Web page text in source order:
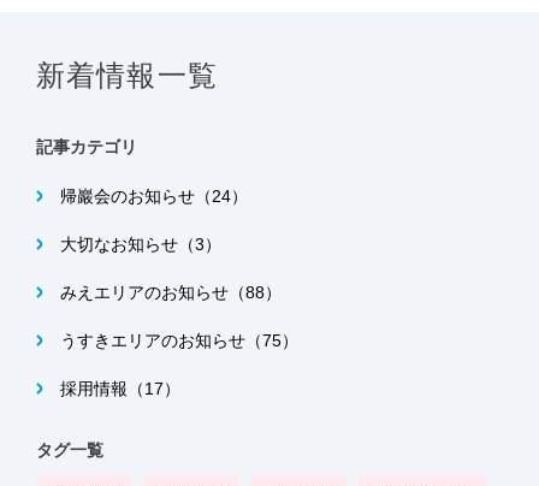
新着情報一覧
記事カテゴリ
帰巖会のお知らせ（24）
大切なお知らせ（3）
みえエリアのお知らせ（88）
うすきエリアのお知らせ（75）
採用情報（17）
タグ一覧